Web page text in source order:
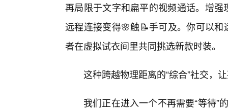
再局限于文字和扁平的视频通话。增
远程连接变得🌸触📝手可及。你可以
者在虚拟试衣间里共同挑选新款时装。
这种跨越物理距离的“综合”社交，
我们正在进入一个不再需要“等待”